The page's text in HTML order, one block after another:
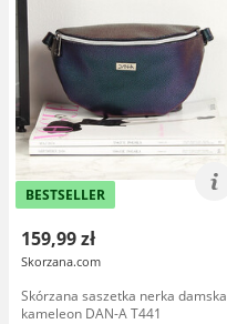
BESTSELLER
159,99 zł
Skorzana.com
Skórzana saszetka nerka damska
kameleon DAN-A T441